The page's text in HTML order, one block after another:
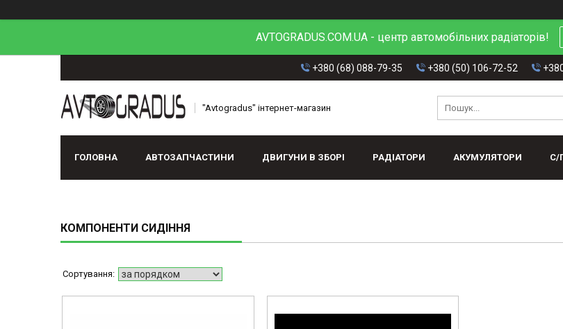
AVTOGRADUS.COM.UA - центр автомобільних радіаторів!
+380 (68) 088-79-35 +380 (50) 106-72-52
"Avtogradus" інтернет-магазин
ГОЛОВНА АВТОЗАПЧАСТИНИ ДВИГУНИ В ЗБОРІ РАДІАТОРИ АКУМУЛЯТОРИ С/
КОМПОНЕНТИ СИДІННЯ